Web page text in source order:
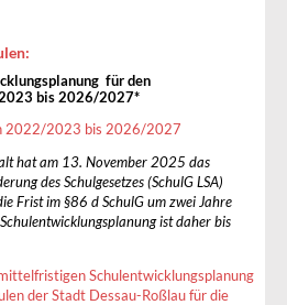
für den
bis 2026/2027*
2022/2023 bis 2026/2027
hat am 13. November 2025 das
des Schulgesetzes (SchulG LSA)
Frist im §86 d SchulG um zwei Jahre
ist daher bis
Schulentwicklungsplanung
der Stadt Dessau-Roßlau für die